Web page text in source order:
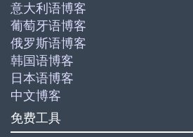
意大利语博客
葡萄牙语博客
俄罗斯语博客
韩国语博客
日本语博客
中文博客
免费工具